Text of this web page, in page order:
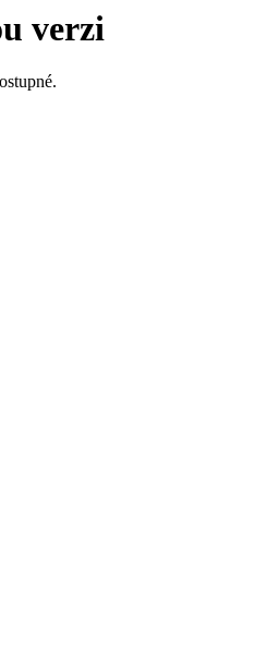
verzi